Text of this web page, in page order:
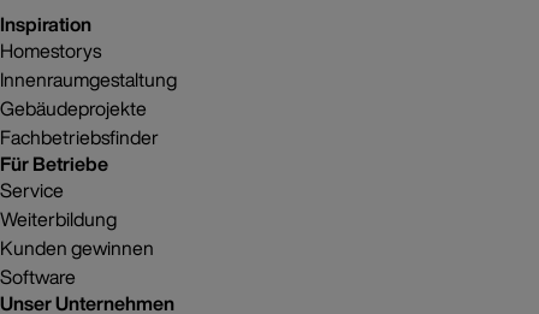
Inspiration
Homestorys
Innenraumgestaltung
Gebäudeprojekte
Fachbetriebsfinder
Für Betriebe
Service
Weiterbildung
Kunden gewinnen
Software
Unser Unternehmen